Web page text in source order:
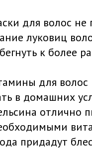
для волос не
луковиц
к более
для волос
в домашних
отлично
придадут